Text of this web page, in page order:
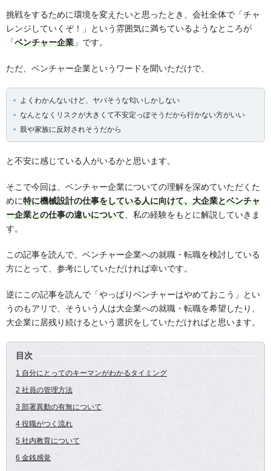
挑戦をするために環境を変えたいと思ったとき、会社全体で「チャ
レンジしていくぞ！」という雰囲気に満ちているようなところが
「ベンチャー企業 」です。
ただ、ベンチャー企業というワードを聞いただけで、
よくわかんないけど、ヤバそうな匂いしかしない
なんとなくリスクが大きくて不安定っぽそうだから行かない方がいい
親や家族に反対されそうだから
と不安に感じている人がいるかと思います。
そこで今回は、ベンチャー企業についての理解を深めていただくた
めに特に機械設計の仕事をしている人に向けて、大企業とベンチャ
ー企業との仕事の違いについて 、私の経験をもとに解説していきま
す。
この記事を読んで、ベンチャー企業への就職・転職を検討している
方にとって、参考にしていただければ幸いです。
逆にこの記事を読んで「やっぱりベンチャーはやめておこう」とい
うのもアリで、そういう人は大企業への就職・転職を希望したり、
大企業に居残り続けるという選択をしていただければと思います。
目次
1 自分にとってのキーマンがわかるタイミング
2 社員の管理方法
3 部署異動の有無について
4 役職がつく流れ
5 社内教育について
6 金銭感覚